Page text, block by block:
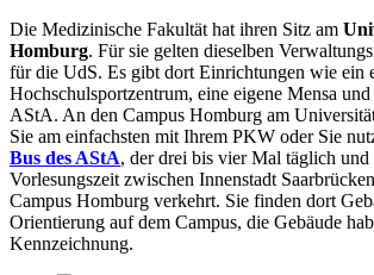
Die Medizinische Fakultät hat ihren Sitz am
Homburg. Für sie gelten dieselben
für die UdS. Es gibt dort Einrichtungen wie ein
Hochschulsportzentrum, eine eigene Mensa
AStA. An den Campus Homburg am
Sie am einfachsten mit Ihrem PKW oder Sie
Bus des AStA, der drei bis vier Mal täglich und
Vorlesungszeit zwischen Innenstadt
Campus Homburg verkehrt. Sie finden dort
Orientierung auf dem Campus, die Gebäude
Kennzeichnung.